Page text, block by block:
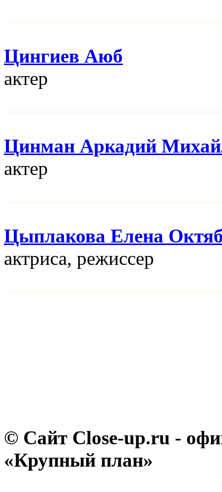
Цингиев Аюб
актер
Цинман Аркадий
актер
Цыплакова Елена
актриса, режисcер
© Сайт Close-up.ru -
«Крупный план»